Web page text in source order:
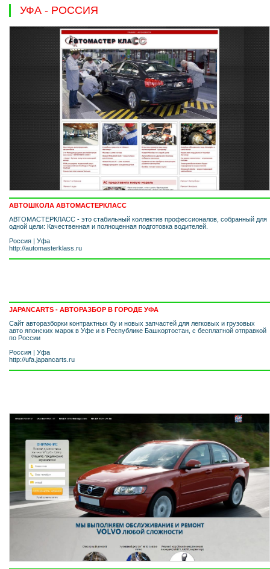
УФА - РОССИЯ
АВТОШКОЛА АВТОМАСТЕРКЛАСС
АВТОМАСТЕРКЛАСС - это стабильный коллектив профессионалов, собранный для
одной цели: Качественная и полноценная подготовка водителей.
Россия | Уфа
http://automasterklass.ru
JAPANCARTS - АВТОРАЗБОР В ГОРОДЕ УФА
Сайт авторазборки контрактных бу и новых запчастей для легковых и грузовых
авто японских марок в Уфе и в Республике Башкортостан, с бесплатной отправкой
по России
Россия | Уфа
http://ufa.japancarts.ru